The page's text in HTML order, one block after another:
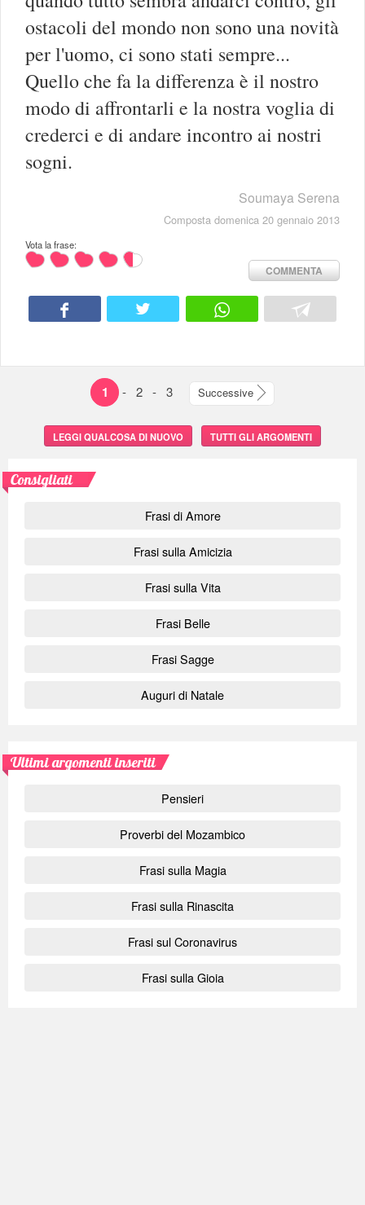
ostacoli del mondo non sono una novità
per l'uomo, ci sono stati sempre...
Quello che fa la differenza è il nostro
modo di affrontarli e la nostra voglia di
crederci e di andare incontro ai nostri
sogni.
Soumaya Serena
Composta domenica 20 gennaio 2013
Vota la frase:
COMMENTA
1 - 2 - 3 Successive
LEGGI QUALCOSA DI NUOVO TUTTI GLI ARGOMENTI
Consigliati
Frasi di Amore
Frasi sulla Amicizia
Frasi sulla Vita
Frasi Belle
Frasi Sagge
Auguri di Natale
Ultimi argomenti inseriti
Pensieri
Proverbi del Mozambico
Frasi sulla Magia
Frasi sulla Rinascita
Frasi sul Coronavirus
Frasi sulla Gioia